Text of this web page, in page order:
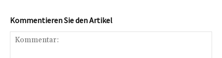
Kommentieren Sie den Artikel